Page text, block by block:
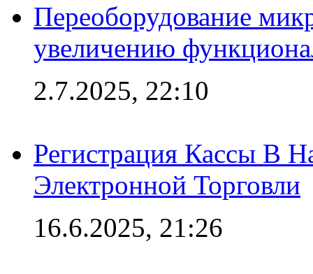
Переоборудование
увеличению
2.7.2025, 22:10
Регистрация Кассы В
Электронной Торговли
16.6.2025, 21:26